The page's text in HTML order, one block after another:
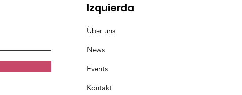
Izquierda
Über uns
News
Events
Kontakt